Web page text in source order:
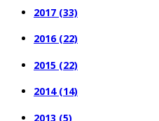
2017 (33)
2016 (22)
2015 (22)
2014 (14)
2013 (5)